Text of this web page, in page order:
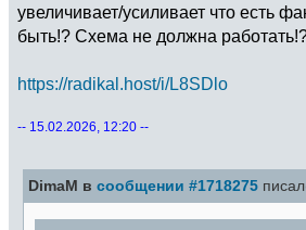
увеличивает/усиливает что есть
быть!? Схема не должна
https://radikal.host/i/L8SDlo
-- 15.02.2026, 12:20 --
DimaM в сообщении #1718275